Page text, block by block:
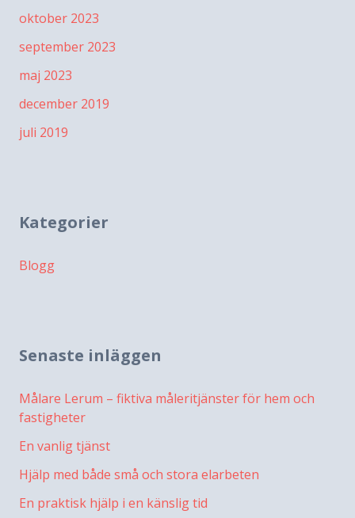
oktober 2023
september 2023
maj 2023
december 2019
juli 2019
Kategorier
Blogg
Senaste inläggen
Målare Lerum – fiktiva måleritjänster för hem och
fastigheter
En vanlig tjänst
Hjälp med både små och stora elarbeten
En praktisk hjälp i en känslig tid